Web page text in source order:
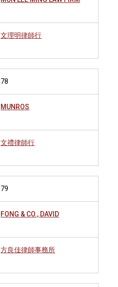
文理明律師行
78
MUNROS
文禮律師行
79
FONG & CO., DAVID
方良佳律師事務所